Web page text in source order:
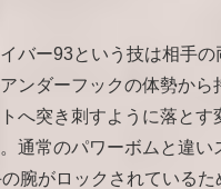
バー93という技は相手
ンダーフックの体勢から
へ突き刺すように落とす
通常のパワーボムと違い
腕がロックされているた